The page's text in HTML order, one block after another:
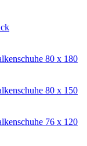
80 x 180
80 x 150
76 x 120